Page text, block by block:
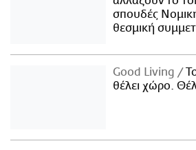
σπουδές
θεσμική
Good Living
θέλει χώρο.